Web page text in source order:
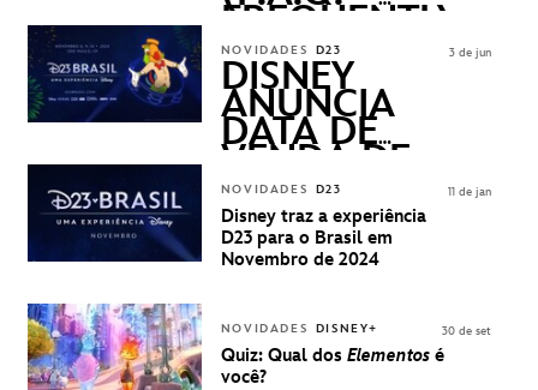
FREQUENTLY
ASKED
QUESTIONS)
NOVIDADES D23
DISNEY
ANUNCIA
DATA DE
VENDA DE
INGRESSOS
PARA A D23
BRASIL -
UMA
DISNEY
3 de jun
NOVIDADES D23
Disney traz a experiência
D23 para o Brasil em
Novembro de 2024
11 de jan
NOVIDADES DISNEY+
Quiz: Qual dos Elementos é
você?
30 de set